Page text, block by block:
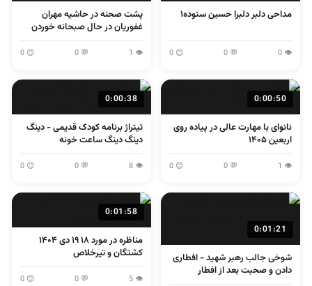
مداحی دلبر دلبرا حسین ستوده۱
👁 0
💬 0
😊 0
پشت صحنه در حاشیه مهران
غفوریان در حال صبحانه خوردن
👁 1
💬 0
😊 0
0:00:50
نانوای با مهارت عالی در پیاده روی
اربعین ۱۴۰۵
👁 1
💬 0
😊 0
0:00:38
تیتراژ برنامه کودک قدیمی - دینگ
دینگ دینگ ساعت خونه
👁 8
💬 0
😊 0
0:01:21
شوخی جالب رهبر شهید - افطاری
دادن و صحبت بعد از افطار
0:01:58
مناظره در مورد ۱۸ ۱۹ دی ۱۴۰۴
کشتگان و تیرخلاص
👁 5
💬 0
😊 0